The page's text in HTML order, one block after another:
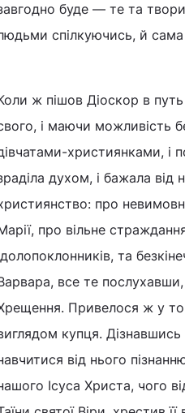
буде — те та
спілкуючись, й
ж пішов Діоскор в путь
і маючи можливість
християнками, і
духом, і бажала від
про
про вільне
та
все те
Привелося ж у
купця.
від нього
Ісуса Христа, чого